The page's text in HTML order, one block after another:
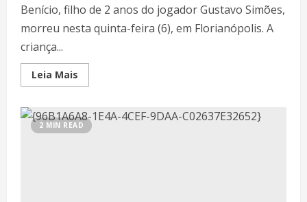
Benício, filho de 2 anos do jogador Gustavo Simões,
morreu nesta quinta-feira (6), em Florianópolis. A
criança...
Leia Mais
2 MIN READ